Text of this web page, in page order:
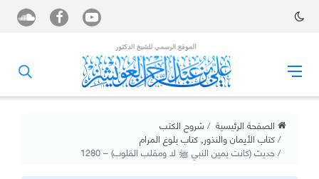
الصفحة الرئيسية شروح الكتب
كتاب الأيمان والنذور, كتاب بلوغ المرام
حديث (كانت يمين النبي ﷺ لا ومقلب القلوب) – 1280